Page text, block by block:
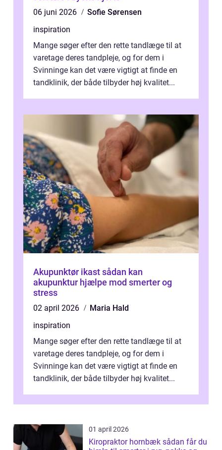
06 juni 2026
Sofie Sørensen
inspiration
Mange søger efter den rette tandlæge til at
varetage deres tandpleje, og for dem i
Svinninge kan det være vigtigt at finde en
tandklinik, der både tilbyder høj kvalitet...
Akupunktør ikast sådan kan
akupunktur hjælpe mod smerter og
stress
02 april 2026
Maria Hald
inspiration
Mange søger efter den rette tandlæge til at
varetage deres tandpleje, og for dem i
Svinninge kan det være vigtigt at finde en
tandklinik, der både tilbyder høj kvalitet...
01 april 2026
Kiropraktor hornbæk sådan får du